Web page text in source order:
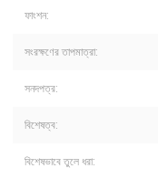
ফাংশন:
সংরক্ষণের তাপমাত্রা:
সনদপত্র:
বিশেষত্ব:
বিশেষভাবে তুলে ধরা: